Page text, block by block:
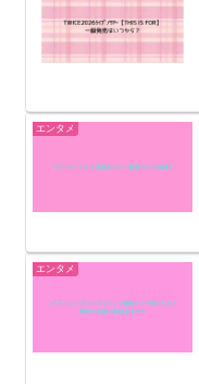
エンタメ
エンタメ